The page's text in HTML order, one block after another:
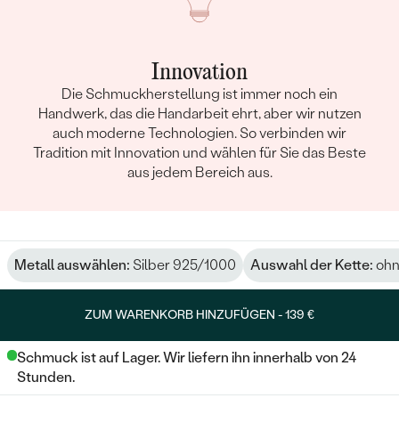
Innovation
Die Schmuckherstellung ist immer noch ein
Handwerk, das die Handarbeit ehrt, aber wir nutzen
auch moderne Technologien. So verbinden wir
Tradition mit Innovation und wählen für Sie das Beste
aus jedem Bereich aus.
Metall auswählen: Silber 925/1000 Auswahl der Kette:
ZUM WARENKORB HINZUFÜGEN -139 €
Schmuck ist auf Lager. Wir liefern ihn innerhalb von 24
Stunden.